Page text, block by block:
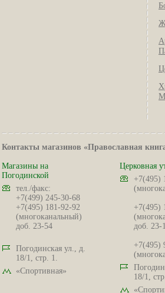
Контакты магазинов «Православная
Магазины на
Погодинской
тел./факс:
+7(499) 245-30-68
+7(495) 181-92-92
(многоканальный)
доб. 23-54
Погодинская ул., д.
18/1, стр. 1.
«Спортивная»
Церковная
+7(495)
+7(495)
доб. 23-
+7(495)
18/1,